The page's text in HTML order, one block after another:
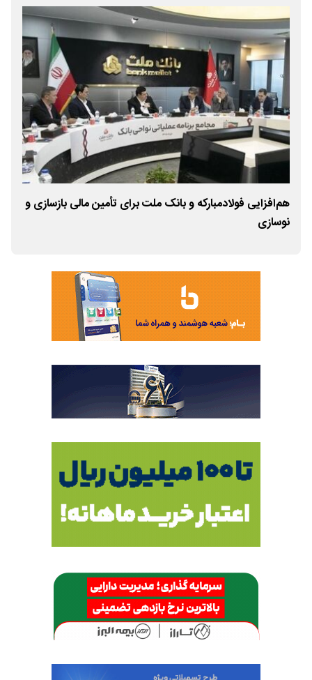
هم‌افزایی فولادمبارکه و بانک ملت برای تأمین مالی بازسازی و
نوسازی